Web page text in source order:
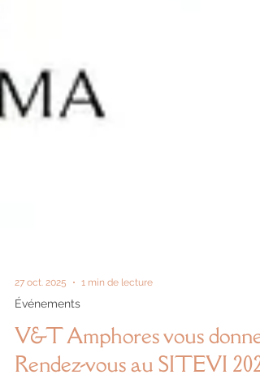
27 oct. 2025 1 min de lecture
Événements